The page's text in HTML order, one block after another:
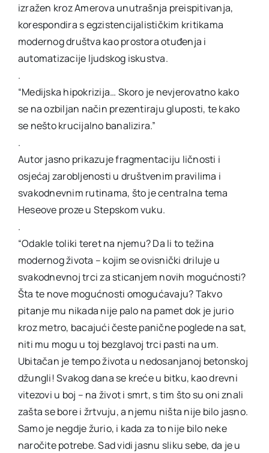
izražen kroz Amerova unutrašnja preispitivanja,
korespondira s egzistencijalističkim kritikama
modernog društva kao prostora otuđenja i
automatizacije ljudskog iskustva.
.
“Medijska hipokrizija… Skoro je nevjerovatno kako
se na ozbiljan način prezentiraju gluposti, te kako
se nešto krucijalno banalizira.”
.
Autor jasno prikazuje fragmentaciju ličnosti i
osjećaj zarobljenosti u društvenim pravilima i
svakodnevnim rutinama, što je centralna tema
Heseove proze u Stepskom vuku.
.
“Odakle toliki teret na njemu? Da li to težina
modernog života – kojim se ovisnički driluje u
svakodnevnoj trci za sticanjem novih mogućnosti?
Šta te nove mogućnosti omogućavaju? Takvo
pitanje mu nikada nije palo na pamet dok je jurio
kroz metro, bacajući česte panične poglede na sat,
niti mu mogu u toj bezglavoj trci pasti na um.
Ubitačan je tempo života u nedosanjanoj betonskoj
džungli! Svakog dana se kreće u bitku, kao drevni
vitezovi u boj – na život i smrt, s tim što su oni znali
zašta se bore i žrtvuju, a njemu ništa nije bilo jasno.
Samo je negdje žurio, i kada za to nije bilo neke
naročite potrebe. Sad vidi jasnu sliku sebe, da je u